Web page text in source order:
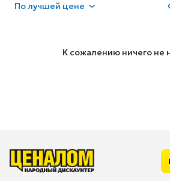
Получшей цене
К сожалению ничего не